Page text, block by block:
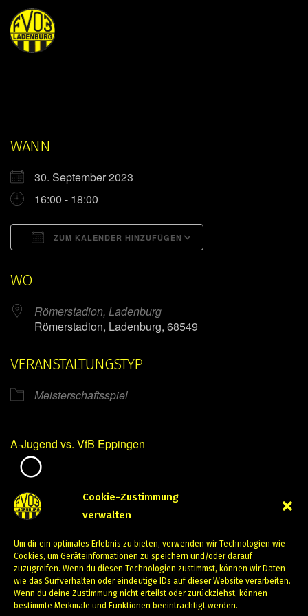
Cookie-Zustimmung
verwalten
Um dir ein optimales Erlebnis zu bieten, verwenden wir Technologien wie
Cookies, um Geräteinformationen zu speichern und/oder darauf
zuzugreifen. Wenn du diesen Technologien zustimmst, können wir Daten
wie das Surfverhalten oder eindeutige IDs auf dieser Website verarbeiten.
Wenn du deine Zustimmung nicht erteilst oder zurückziehst, können
bestimmte Merkmale und Funktionen beeinträchtigt werden.
WANN
30. September 2023
16:00 - 18:00
ZUM KALENDER HINZUFÜGEN
WO
Römerstadion, Ladenburg
Römerstadion, Ladenburg, 68549
VERANSTALTUNGSTYP
Meisterschaftsspiel
A-Jugend vs. VfB Eppingen
September 30, 2023
PREVIOUS